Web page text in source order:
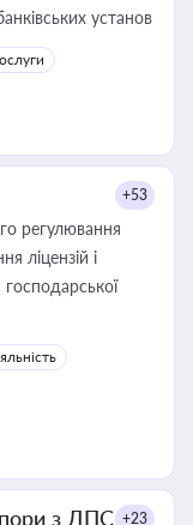
установ
+53
регулювання
ліцензій і
з ДПС +23